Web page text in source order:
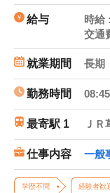
給与
時給
交通
就業期間 長期
勤務時間
最寄駅 1 Ｊ
仕事内容 一般
学歴不問 経験者歓